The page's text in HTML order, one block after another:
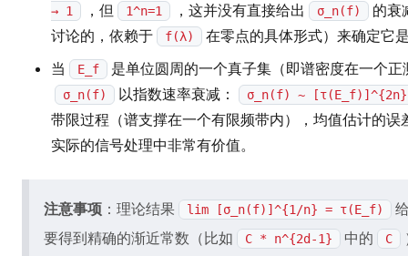
→ 1 ，但 1^n=1 ，这并没有直接给出 σ_n(f)
的衰
讨论的，依赖于
f(λ)
在零点的具体形式）来确定它
当
E_f 是单位圆周的一个真子集（即谱密度在一个
σ_n(f) 以指数速率衰减： σ_n(f) ~ [τ(E_f)]^{2n}
带限过程（谱支撑在一个有限频带内），均值估计的
实际的信号处理中非常有价值。
注意事项 ：理论结果 lim [σ_n(f)]^{1/n} = τ(E_f)
要得到精确的渐近常数（比如
C * n^{2d-1} 中的 C